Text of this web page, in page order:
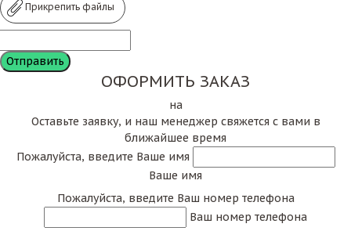
Прикрепить файлы
ОФОРМИТЬ ЗАКАЗ
на
Оставьте заявку, и наш менеджер свяжется с вами в
ближайшее время
Пожалуйста, введите Ваше имя
Ваше имя
Пожалуйста, введите Ваш номер телефона
Ваш номер телефона